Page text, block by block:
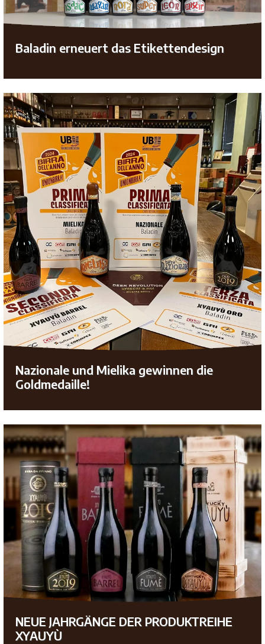
Baladin erneuert das Etikettendesign
Nazionale und Mielika gewinnen die
Goldmedaille!
NEUE JAHRGÄNGE DER PRODUKTREIHE
XYAUYÙ